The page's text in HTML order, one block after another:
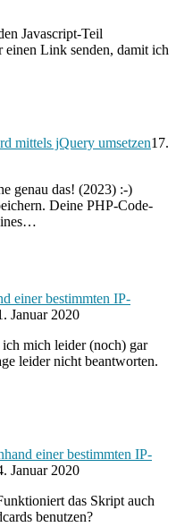
Javascript-Teil
Link senden, damit ich
mittels jQuery umsetzen17.
genau das! (2023) :-)
Deine PHP-Code-
einer bestimmten IP-
Januar 2020
mich leider (noch) gar
leider nicht beantworten.
einer bestimmten IP-
Januar 2020
das Skript auch
benutzen?